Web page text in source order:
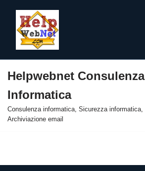
al
contenuto
Helpwebnet Consulenza
Informatica
Consulenza informatica, Sicurezza informatica,
Archiviazione email